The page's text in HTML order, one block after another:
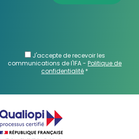
J'accepte de recevoir les
communications de l'IFA -Politique de
confidentialité *